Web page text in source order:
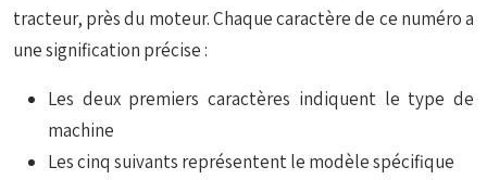
tracteur, près du moteur. Chaque caractère de ce numéro a
une signification précise :
Les deux premiers caractères indiquent le type de
machine
Les cinq suivants représentent le modèle spécifique